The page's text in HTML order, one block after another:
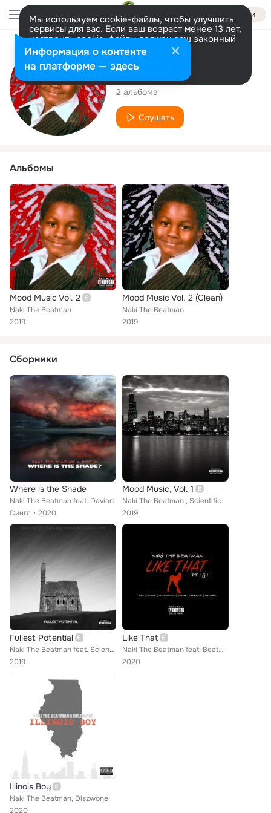
Войти
Мы используем cookie-файлы, чтобы улучшить
сервисы для вас. Если ваш возраст менее 13 лет,
настроить cookie-файлы должен ваш законный
представитель. Больше информации
Разрешить все Настроить
Исполнитель
Naki The Beatman
2 альбома
Слушать
Альбомы
Mood Music Vol. 2
Naki The Beatman
2019
Mood Music Vol. 2 (Clean)
Naki The Beatman
2019
Сборники
Where is the Shade
Naki The Beatman feat. Davion
Сингл
2020
Mood Music, Vol. 1
Naki The Beatman , Scientific
2019
Fullest Potential
Naki The Beatman feat. Scientifc, Wade Soul
2019
Like That
Naki The Beatman feat. Beatman Clique
2020
Illinois Boy
Naki The Beatman, Diszwone
2020
Информация о контенте
на платформе — здесь